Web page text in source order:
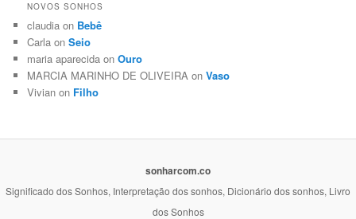
NOVOS SONHOS
claudia on Bebê
Carla onSeio
maria aparecida onOuro
MARCIA MARINHO DE OLIVEIRA onVaso
Vivian on Filho
sonharcom.co
Significado dos Sonhos, Interpretação dos sonhos, Dicionário dos sonhos, Livro
dos Sonhos